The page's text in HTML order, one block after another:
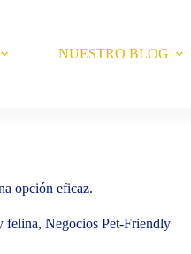
NUESTRO BLOG
opción eficaz.
felina, Negocios Pet-Friendly